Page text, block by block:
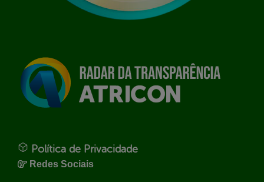
Política de Privacidade
Redes Sociais